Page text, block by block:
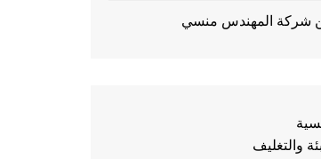
شركة المهندس منسي
والتغليف